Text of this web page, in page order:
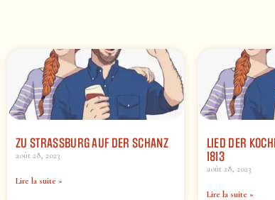
ZU STRASSBURG AUF DER SCHANZ
août 28, 2023
Lire la suite »
LIED DER
1813
août 28, 2023
Lire la suite »